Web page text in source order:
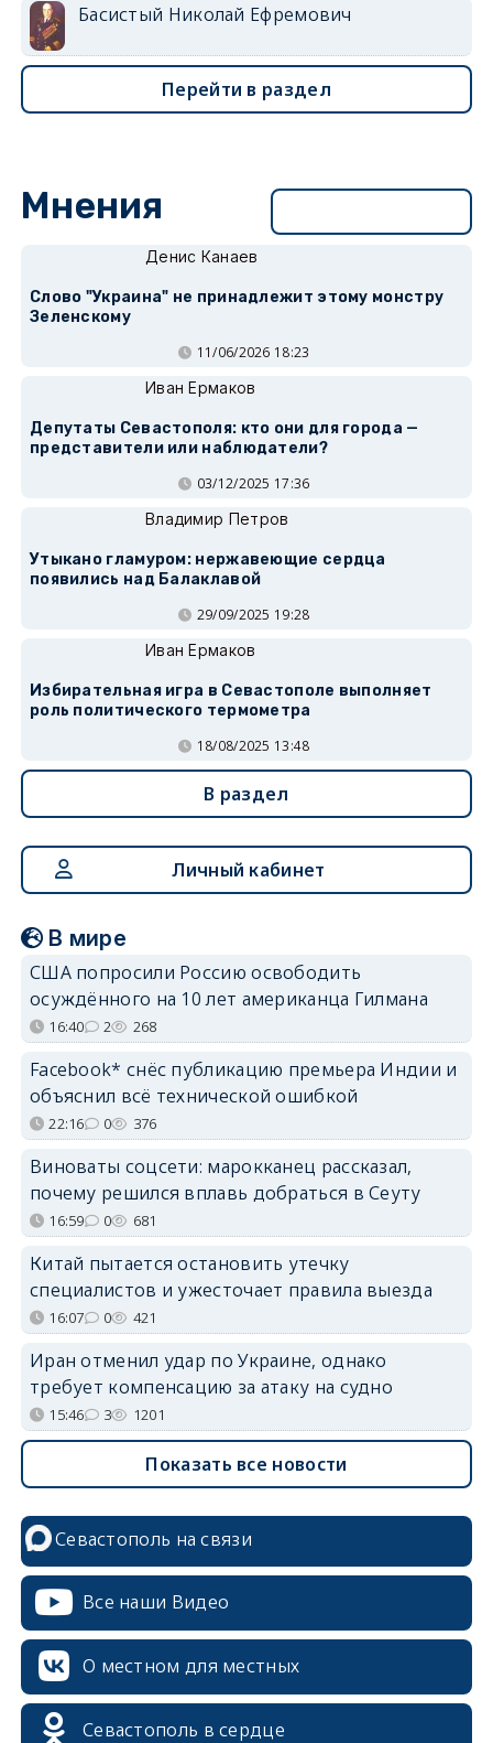
Басистый Николай Ефремович
Перейти в раздел
Мнения
Денис Канаев
Слово "Украина" не принадлежит этому монстру
Зеленскому
11/06/2026 18:23
Иван Ермаков
Депутаты Севастополя: кто они для города —
представители или наблюдатели?
03/12/2025 17:36
Владимир Петров
Утыкано гламуром: нержавеющие сердца
появились над Балаклавой
29/09/2025 19:28
Иван Ермаков
Избирательная игра в Севастополе выполняет
роль политического термометра
18/08/2025 13:48
В раздел
Личный кабинет
В мире
США попросили Россию освободить
осуждённого на 10 лет американца Гилмана
16:40 2 268
Facebook* снёс публикацию премьера Индии и
объяснил всё технической ошибкой
22:16 0 376
Виноваты соцсети: марокканец рассказал,
почему решился вплавь добраться в Сеуту
16:59 0 681
Китай пытается остановить утечку
специалистов и ужесточает правила выезда
16:07 0 421
Иран отменил удар по Украине, однако
требует компенсацию за атаку на судно
15:46 3 1201
Показать все новости
Севастополь на связи
Все наши Видео
О местном для местных
Севастополь в сердце